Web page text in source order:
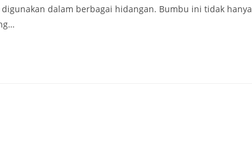
dalam berbagai hidangan. Bumbu ini tidak hanya